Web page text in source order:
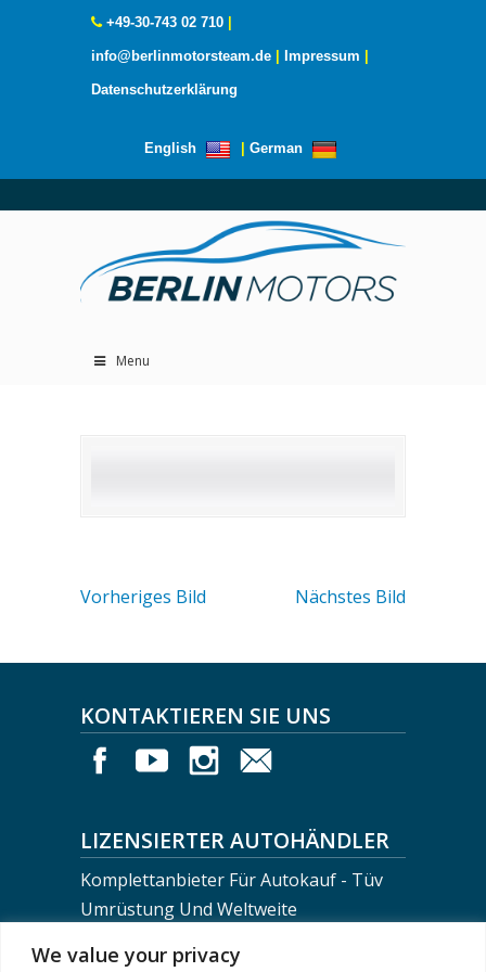
We value your privacy
+49-30-743 02 710
info@berlinmotorsteam.de Impressum
Datenschutzerklärung
English German
Menu
Vorheriges Bild Nächstes Bild
KONTAKTIEREN SIE UNS
LIZENSIERTER AUTOHÄNDLER
Komplettanbieter Für Autokauf - Tüv
Umrüstung Und Weltweite